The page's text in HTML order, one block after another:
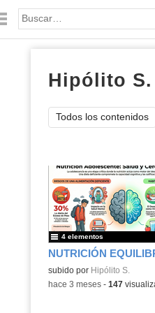
Palabra o frase:
Hipólito S.
Todos los contenidos
Contenido educativo.
subido por Hipólito S.
4 elementos
-hace 3 meses- 147